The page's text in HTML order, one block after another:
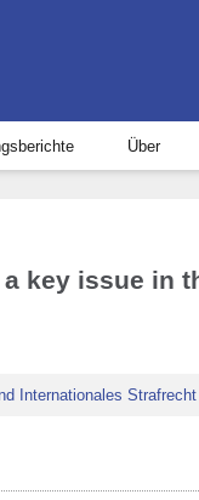
Über
key issue in
Internationales Strafrecht